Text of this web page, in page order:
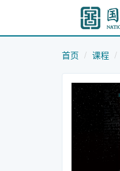
首页 课程